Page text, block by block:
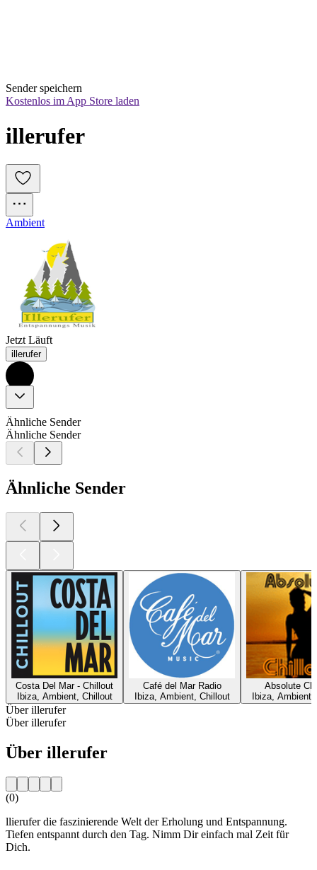
Sender speichern
Kostenlos im App Store laden
illerufer
Ambient
Jetzt Läuft
illerufer
Ähnliche Sender
Ähnliche Sender
Ähnliche Sender
Costa Del Mar - Chillout
Ibiza, Ambient, Chillout
Café del Mar Radio
Ibiza, Ambient, Chillout
Absolute
Ibiza,
Über illerufer
Über illerufer
Über illerufer
(0)
llierufer die faszinierende Welt der Erholung und Entspannung.
Tiefen entspannt durch den Tag. Nimm Dir einfach mal Zeit für
Dich.